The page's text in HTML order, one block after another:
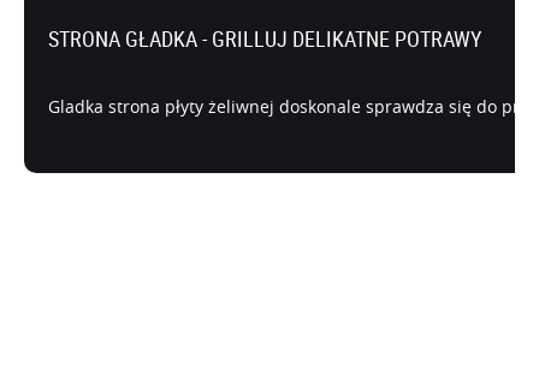
STRONA GŁADKA - GRILLUJ DELIKATNE POTRAWY
Gladka strona płyty żeliwnej doskonale sprawdza się do